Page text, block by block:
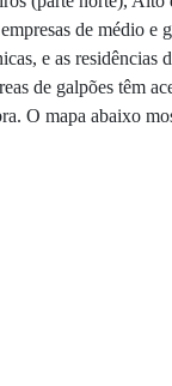
de
e as
de galpões têm
O mapa abaixo